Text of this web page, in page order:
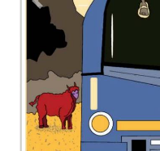
Previous